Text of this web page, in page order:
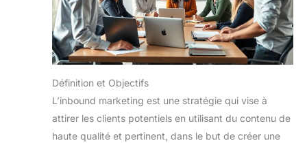
Définition et Objectifs
L’inbound marketing est une stratégie qui vise à
attirer les clients potentiels en utilisant du contenu de
haute qualité et pertinent, dans le but de créer une